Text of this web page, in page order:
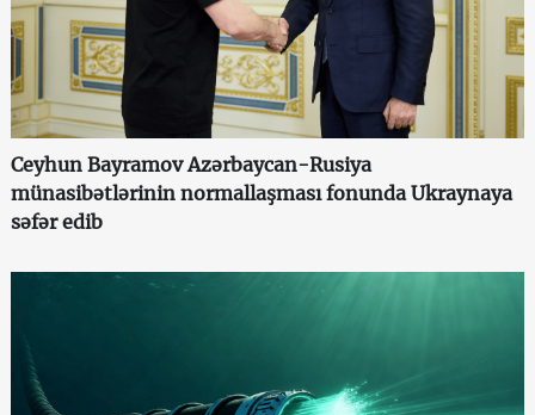
Ceyhun Bayramov Azərbaycan-Rusiya
münasibətlərinin normallaşması fonunda Ukraynaya
səfər edib